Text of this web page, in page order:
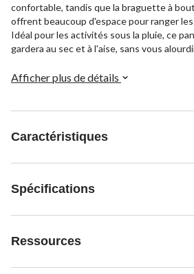
confortable, tandis que la braguette à
offrent beaucoup d'espace pour ranger
Idéal pour les activités sous la pluie, ce
gardera au sec et à l'aise, sans vous
Afficher plus de détails
Caractéristiques
Spécifications
Ressources